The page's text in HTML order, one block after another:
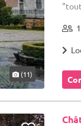
(11)